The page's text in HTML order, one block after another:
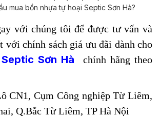
mua bồn nhựa tự hoại Septic Sơn Hà?
với chúng tôi để được tư vấn và
với chính sách giá ưu đãi dành cho
Sơn Hà
chính hãng theo
CN1, Cụm Công nghiệp Từ Liêm,
Q.Bắc Từ Liêm, TP Hà Nội